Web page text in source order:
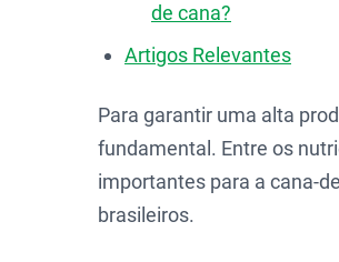
de cana?
Artigos Relevantes
Para garantir uma alta
fundamental. Entre os
importantes para a cana-
brasileiros.